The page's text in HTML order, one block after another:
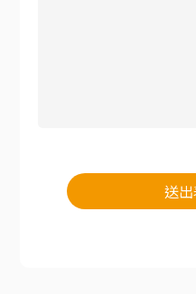
送出